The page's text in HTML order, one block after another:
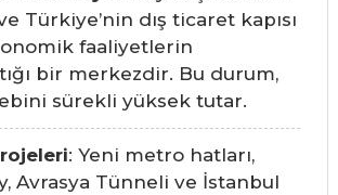
Türkiye’nin dış ticaret kapısı
faaliyetlerin
bir merkezdir. Bu durum,
sürekli yüksek tutar.
: Yeni metro hatları,
Avrasya Tünneli ve İstanbul